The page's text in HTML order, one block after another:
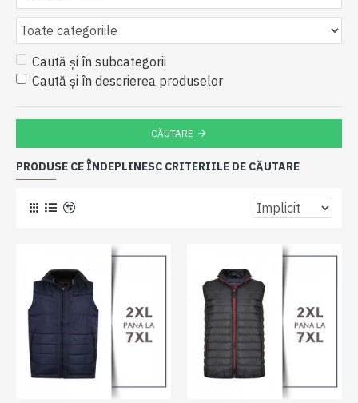
Caută și în subcategorii
Caută și în descrierea produselor
CĂUTARE
PRODUSE CE ÎNDEPLINESC CRITERIILE DE CĂUTARE